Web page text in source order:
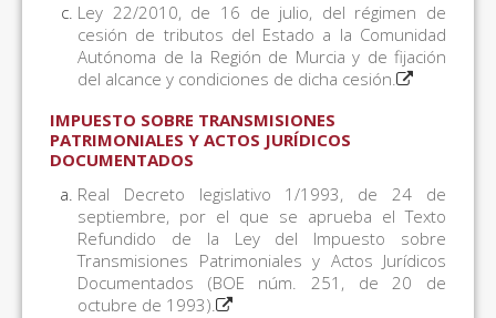
Ley 22/2010, de 16 de julio, del régimen de
cesión de tributos del Estado a la Comunidad
Autónoma de la Región de Murcia y de fijación
del alcance y condiciones de dicha cesión.
IMPUESTO SOBRE TRANSMISIONES
PATRIMONIALES Y ACTOS JURÍDICOS
DOCUMENTADOS
Real Decreto legislativo 1/1993, de 24 de
septiembre, por el que se aprueba el Texto
Refundido de la Ley del Impuesto sobre
Transmisiones Patrimoniales y Actos Jurídicos
Documentados (BOE núm. 251, de 20 de
octubre de 1993).